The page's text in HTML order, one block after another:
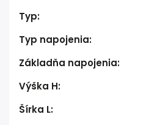
Typ:
Typ napojenia:
Základňa napojenia:
Výška H:
Šírka L: